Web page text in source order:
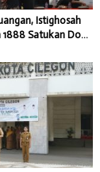
Istighosah
1888 Satukan Doa